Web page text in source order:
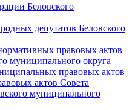
Беловского
депутатов Беловского
правовых актов
муниципального округа
правовых актов
актов Совета
муниципального